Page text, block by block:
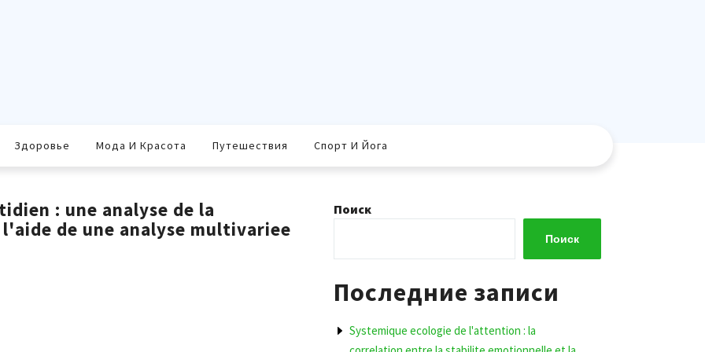
Здоровье Мода И Красота Путешествия Спорт И Йога
: une analyse de la
de une analyse multivariee
Поиск
Поиск
Последние записи
Systemique ecologie de l'attention : la